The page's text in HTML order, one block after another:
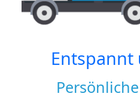
Entspannt